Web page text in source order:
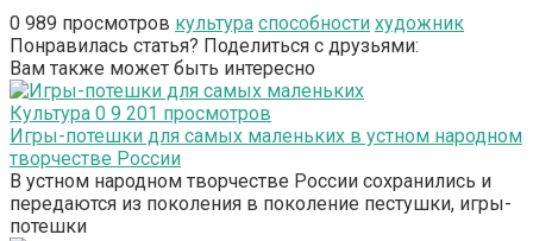
0 989 просмотров культура способности художник
Понравилась статья? Поделиться с друзьями:
Вам также может быть интересно
Культура 0 9 201 просмотров
Игры-потешки для самых маленьких в устном народном
творчестве России
В устном народном творчестве России сохранились и
передаются из поколения в поколение пестушки, игры-
потешки